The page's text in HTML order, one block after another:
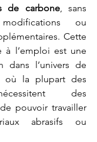
de carbone, sans
ou
Cette
à l’emploi est une
dans l’univers de
où la plupart des
des
pouvoir travailler
abrasifs ou